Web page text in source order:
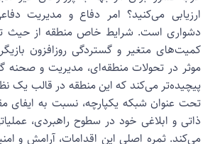
می‌کنید؟ امر دفاع و مدیریت
است. شرایط خاص منطقه از حیث تنوع
متغیر و گستردگی روزافزون
در تحولات منطقه‌ای، مدیریت و صحنه
می‌کند که این منطقه در قالب یک
عنوان شبکه یکپارچه، نسبت به ایفای
و ابلاغی خود در سطوح راهبردی، عملیاتی
ثمره اصلی این اقدامات، آرامش و